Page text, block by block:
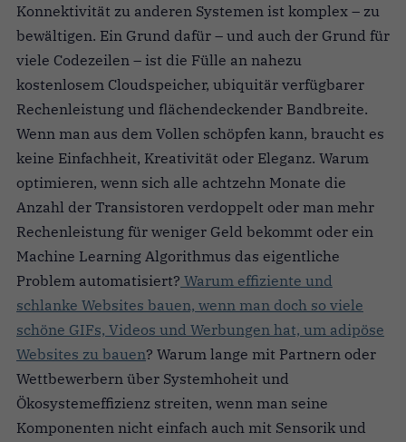
Konnektivität zu anderen Systemen ist komplex – zu
bewältigen. Ein Grund dafür – und auch der Grund für
viele Codezeilen – ist die Fülle an nahezu
kostenlosem Cloudspeicher, ubiquitär verfügbarer
Rechenleistung und flächendeckender Bandbreite.
Wenn man aus dem Vollen schöpfen kann, braucht es
keine Einfachheit, Kreativität oder Eleganz. Warum
optimieren, wenn sich alle achtzehn Monate die
Anzahl der Transistoren verdoppelt oder man mehr
Rechenleistung für weniger Geld bekommt oder ein
Machine Learning Algorithmus das eigentliche
Problem automatisiert? Warum effiziente und
schlanke Websites bauen, wenn man doch so viele
schöne GIFs, Videos und Werbungen hat, um adipöse
Websites zu bauen? Warum lange mit Partnern oder
Wettbewerbern über Systemhoheit und
Ökosystemeffizienz streiten, wenn man seine
Komponenten nicht einfach auch mit Sensorik und